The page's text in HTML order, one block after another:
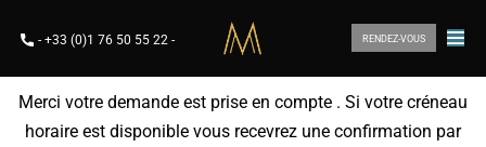
- +33 (0)1 76 50 55 22 - RENDEZ-VOUS
Merci votre demande est prise en compte . Si votre créneau
horaire est disponible vous recevrez une confirmation par